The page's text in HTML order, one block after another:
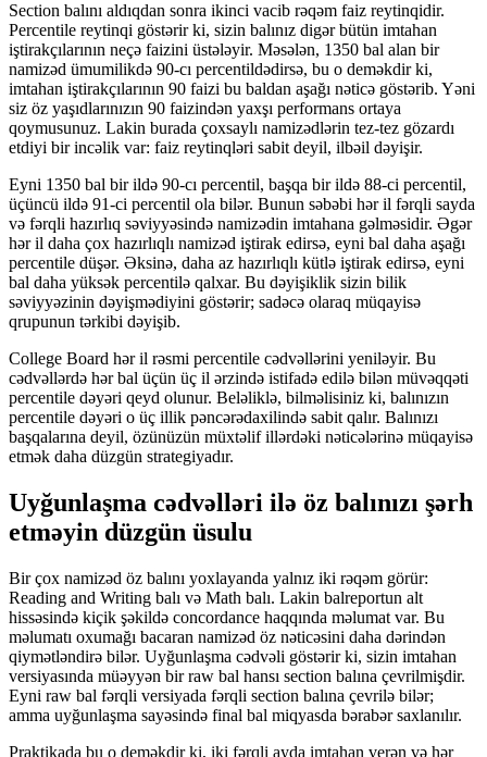
Section balını aldıqdan sonra ikinci vacib rəqəm faiz reytinqidir.
Percentile reytinqi göstərir ki, sizin balınız digər bütün imtahan
iştirakçılarının neçə faizini üstələyir. Məsələn, 1350 bal alan bir
namizəd ümumilikdə 90-cı percentildədirsə, bu o deməkdir ki,
imtahan iştirakçılarının 90 faizi bu baldan aşağı nəticə göstərib. Yəni
siz öz yaşıdlarınızın 90 faizindən yaxşı performans ortaya
qoymusunuz. Lakin burada çoxsaylı namizədlərin tez-tez gözardı
etdiyi bir incəlik var: faiz reytinqləri sabit deyil, ilbəil dəyişir.
Eyni 1350 bal bir ildə 90-cı percentil, başqa bir ildə 88-ci percentil,
üçüncü ildə 91-ci percentil ola bilər. Bunun səbəbi hər il fərqli sayda
və fərqli hazırlıq səviyyəsində namizədin imtahana gəlməsidir. Əgər
hər il daha çox hazırlıqlı namizəd iştirak edirsə, eyni bal daha aşağı
percentile düşər. Əksinə, daha az hazırlıqlı kütlə iştirak edirsə, eyni
bal daha yüksək percentilə qalxar. Bu dəyişiklik sizin bilik
səviyyəzinin dəyişmədiyini göstərir; sadəcə olaraq müqayisə
qrupunun tərkibi dəyişib.
College Board hər il rəsmi percentile cədvəllərini yeniləyir. Bu
cədvəllərdə hər bal üçün üç il ərzində istifadə edilə bilən müvəqqəti
percentile dəyəri qeyd olunur. Beləliklə, bilməlisiniz ki, balınızın
percentile dəyəri o üç illik pəncərədaxilində sabit qalır. Balınızı
başqalarına deyil, özünüzün müxtəlif illərdəki nəticələrinə müqayisə
etmək daha düzgün strategiyadır.
Uyğunlaşma cədvəlləri ilə öz balınızı şərh
etməyin düzgün üsulu
Bir çox namizəd öz balını yoxlayanda yalnız iki rəqəm görür:
Reading and Writing balı və Math balı. Lakin balreportun alt
hissəsində kiçik şəkildə concordance haqqında məlumat var. Bu
məlumatı oxumağı bacaran namizəd öz nəticəsini daha dərindən
qiymətləndirə bilər. Uyğunlaşma cədvəli göstərir ki, sizin imtahan
versiyasında müəyyən bir raw bal hansı section balına çevrilmişdir.
Eyni raw bal fərqli versiyada fərqli section balına çevrilə bilər;
amma uyğunlaşma sayəsində final bal miqyasda bərabər saxlanılır.
Praktikada bu o deməkdir ki, iki fərqli ayda imtahan verən və hər